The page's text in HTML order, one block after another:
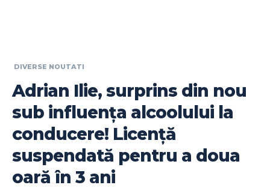
DIVERSE NOUTATI
Adrian Ilie, surprins din nou
sub influența alcoolului la
conducere! Licență
suspendată pentru a doua
oară în 3 ani